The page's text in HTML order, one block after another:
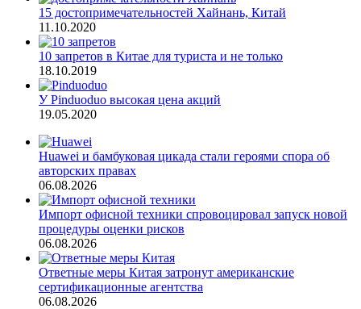
15 достопримечательностей Хайнань, Китай
11.10.2020
10 запретов в Китае для туриста и не только
18.10.2019
У Pinduoduo высокая цена акций
19.05.2020
Huawei и бамбуковая цикада стали героями спора об
авторских правах
06.08.2026
Импорт офисной техники спровоцировал запуск новой
процедуры оценки рисков
06.08.2026
Ответные меры Китая затронут американские
сертификационные агентства
06.08.2026